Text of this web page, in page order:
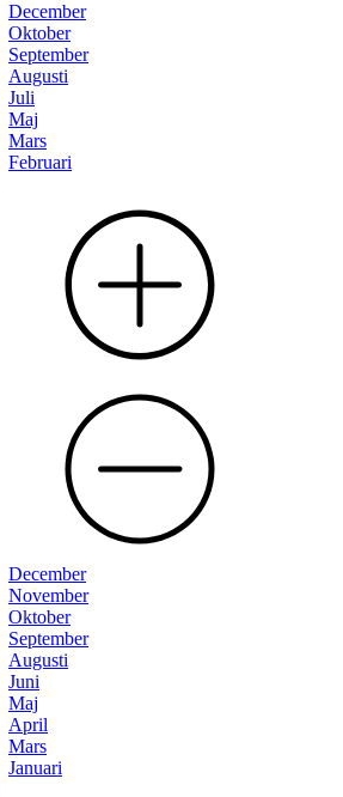
December
Oktober
September
Augusti
Juli
Maj
Mars
Februari
December
November
Oktober
September
Augusti
Juni
Maj
April
Mars
Januari